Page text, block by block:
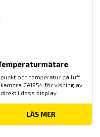
och temperatur på luft.
CA1954 för visning av
i dess display.
LÄS MER